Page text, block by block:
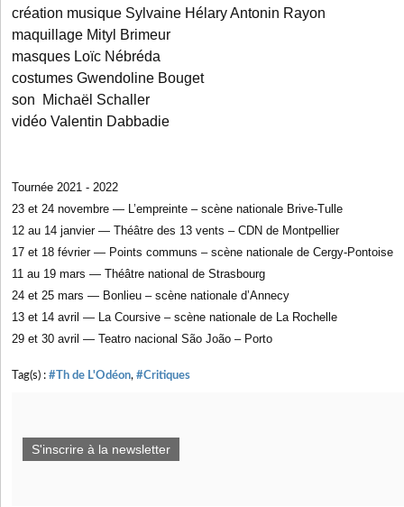
création musique Sylvaine Hélary Antonin Rayon
maquillage Mityl Brimeur
masques Loïc Nébréda
costumes Gwendoline Bouget
son Michaël Schaller
vidéo Valentin Dabbadie
Tournée 2021 - 2022
23 et 24 novembre — L’empreinte – scène nationale Brive-Tulle
12 au 14 janvier — Théâtre des 13 vents – CDN de Montpellier
17 et 18 février — Points communs – scène nationale de Cergy-Pontoise
11 au 19 mars — Théâtre national de Strasbourg
24 et 25 mars — Bonlieu – scène nationale d’Annecy
13 et 14 avril — La Coursive – scène nationale de La Rochelle
29 et 30 avril — Teatro nacional São João – Porto
Tag(s) : #Th de L'Odéon, #Critiques
S'inscrire à la newsletter